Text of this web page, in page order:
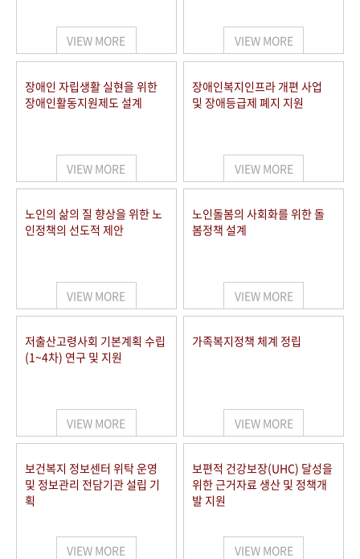
VIEW MORE VIEW MORE
장애인 자립생활 실현을 위한
장애인활동지원제도 설계
VIEW MORE
장애인복지인프라 개편 사업
및 장애등급제 폐지 지원
VIEW MORE
노인의 삶의 질 향상을 위한 노
인정책의 선도적 제안
VIEW MORE
노인돌봄의 사회화를 위한 돌
봄정책 설계
VIEW MORE
저출산고령사회 기본계획 수립
(1~4차) 연구 및 지원
VIEW MORE
가족복지정책 체계 정립
VIEW MORE
보건복지 정보센터 위탁 운영
및 정보관리 전담기관 설립 기
획
VIEW MORE
보편적 건강보장(UHC) 달성을
위한 근거자료 생산 및 정책개
발 지원
VIEW MORE